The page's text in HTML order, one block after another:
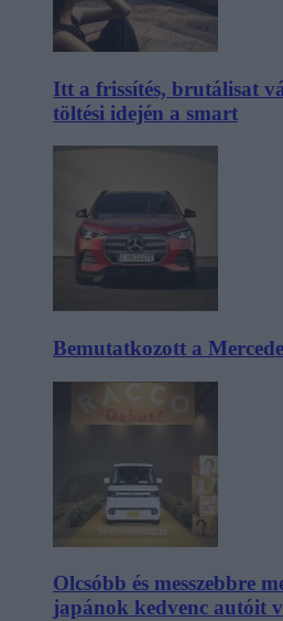
Itt a frissítés, brutálisat
töltési idején a smart
Bemutatkozott a
Olcsóbb és messzebbre
japánok kedvenc autóit